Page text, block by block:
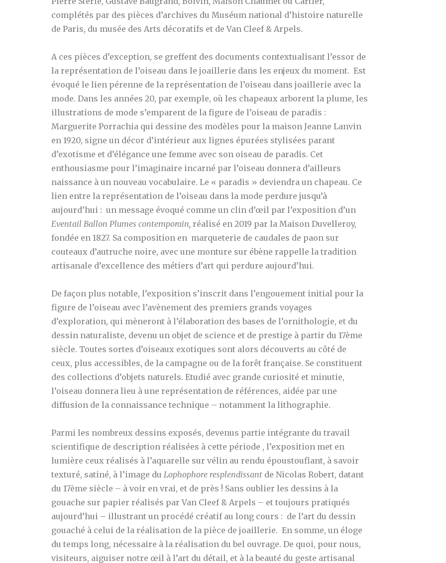
complétés par des pièces d’archives du Muséum national d’histoire naturelle
de Paris, du musée des Arts décoratifs et de Van Cleef & Arpels.
A ces pièces d’exception, se greffent des documents contextualisant l’essor de
la représentation de l’oiseau dans le joaillerie dans les enjeux du moment. Est
évoqué le lien pérenne de la représentation de l’oiseau dans joaillerie avec la
mode. Dans les années 20, par exemple, où les chapeaux arborent la plume, les
illustrations de mode s’emparent de la figure de l’oiseau de paradis :
Marguerite Porrachia qui dessine des modèles pour la maison Jeanne Lanvin
en 1920, signe un décor d’intérieur aux lignes épurées stylisées parant
d’exotisme et d’élégance une femme avec son oiseau de paradis. Cet
enthousiasme pour l’imaginaire incarné par l’oiseau donnera d’ailleurs
naissance à un nouveau vocabulaire. Le « paradis » deviendra un chapeau. Ce
lien entre la représentation de l’oiseau dans la mode perdure jusqu’à
aujourd’hui : un message évoqué comme un clin d’œil par l’exposition d’un
Eventail Ballon Plumes contemporain, réalisé en 2019 par la Maison Duvelleroy,
fondée en 1827. Sa composition en marqueterie de caudales de paon sur
couteaux d’autruche noire, avec une monture sur ébène rappelle la tradition
artisanale d’excellence des métiers d’art qui perdure aujourd’hui.
De façon plus notable, l’exposition s’inscrit dans l’engouement initial pour la
figure de l’oiseau avec l’avènement des premiers grands voyages
d’exploration, qui mèneront à l’élaboration des bases de l’ornithologie, et du
dessin naturaliste, devenu un objet de science et de prestige à partir du 17ème
siècle. Toutes sortes d’oiseaux exotiques sont alors découverts au côté de
ceux, plus accessibles, de la campagne ou de la forêt française. Se constituent
des collections d’objets naturels. Etudié avec grande curiosité et minutie,
l’oiseau donnera lieu à une représentation de références, aidée par une
diffusion de la connaissance technique – notamment la lithographie.
Parmi les nombreux dessins exposés, devenus partie intégrante du travail
scientifique de description réalisées à cette période , l’exposition met en
lumière ceux réalisés à l’aquarelle sur vélin au rendu époustouflant, à savoir
texturé, satiné, à l’image duLophophore resplendissant de Nicolas Robert, datant
du 17ème siècle – à voir en vrai, et de près ! Sans oublier les dessins à la
gouache sur papier réalisés par Van Cleef & Arpels – et toujours pratiqués
aujourd’hui – illustrant un procédé créatif au long cours : de l’art du dessin
gouaché à celui de la réalisation de la pièce de joaillerie. En somme,un éloge
du temps long, nécessaire à la réalisation du bel ouvrage.De quoi, pour nous,
visiteurs, aiguiser notre œil à l’art du détail, et à la beauté du geste artisanal